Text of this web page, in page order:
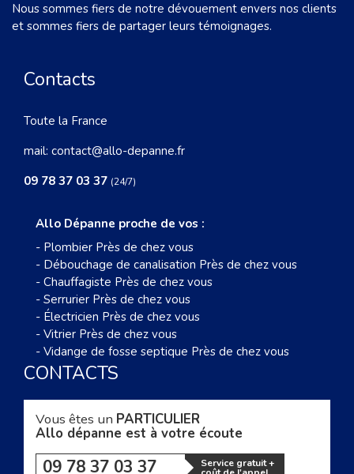
Nous sommes fiers de notre dévouement envers nos clients
et sommes fiers de partager leurs témoignages.
Contacts
Toute la France
mail: contact@allo-depanne.fr
09 78 37 03 37 (24/7)
Allo Dépanne proche de vos :
- Plombier Près de chez vous
- Débouchage de canalisation Près de chez vous
- Chauffagiste Près de chez vous
- Serrurier Près de chez vous
- Électricien Près de chez vous
- Vitrier Près de chez vous
- Vidange de fosse septique Près de chez vous
CONTACTS
Vous êtes un PARTICULIER
Allo dépanne est à votre écoute
09 78 37 03 37 Service gratuit +